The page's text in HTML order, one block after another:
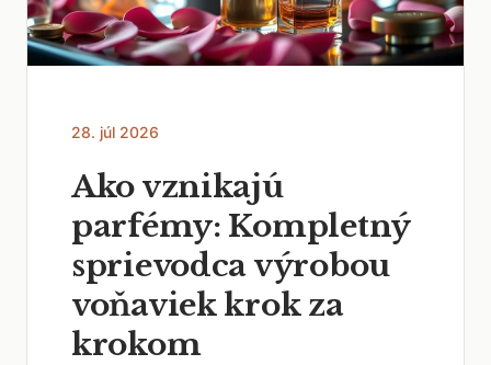
28. júl 2026
Ako vznikajú
parfémy: Kompletný
sprievodca výrobou
voňaviek krok za
krokom